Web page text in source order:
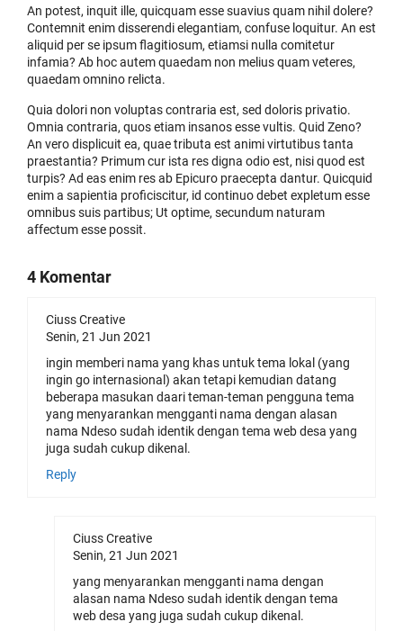
An potest, inquit ille, quicquam esse suavius quam nihil dolere?
Contemnit enim disserendi elegantiam, confuse loquitur. An est
aliquid per se ipsum flagitiosum, etiamsi nulla comitetur
infamia? Ab hoc autem quaedam non melius quam veteres,
quaedam omnino relicta.
Quia dolori non voluptas contraria est, sed doloris privatio.
Omnia contraria, quos etiam insanos esse vultis. Quid Zeno?
An vero displicuit ea, quae tributa est animi virtutibus tanta
praestantia? Primum cur ista res digna odio est, nisi quod est
turpis? Ad eas enim res ab Epicuro praecepta dantur. Quicquid
enim a sapientia proficiscitur, id continuo debet expletum esse
omnibus suis partibus; Ut optime, secundum naturam
affectum esse possit.
4 Komentar
Ciuss Creative
Senin, 21 Jun 2021
ingin memberi nama yang khas untuk tema lokal (yang
ingin go internasional) akan tetapi kemudian datang
beberapa masukan daari teman-teman pengguna tema
yang menyarankan mengganti nama dengan alasan
nama Ndeso sudah identik dengan tema web desa yang
juga sudah cukup dikenal.
Reply
Ciuss Creative
Senin, 21 Jun 2021
yang menyarankan mengganti nama dengan
alasan nama Ndeso sudah identik dengan tema
web desa yang juga sudah cukup dikenal.